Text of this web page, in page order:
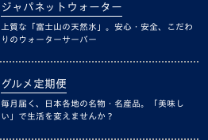
ジャパネットウォーター
上質な「富士山の天然水」。安心・安全、こだわ
りのウォーターサーバー
グルメ定期便
毎月届く、日本各地の名物・名産品。「美味し
い」で生活を変えませんか？